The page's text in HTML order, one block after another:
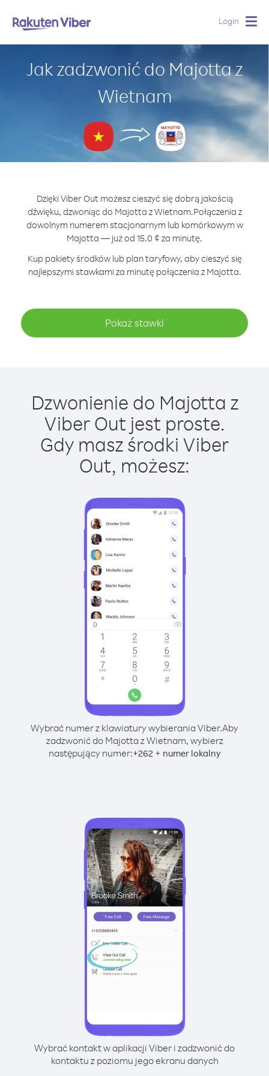
Login
Jak zadzwonić do Majotta z
Wietnam
Dzięki Viber Out możesz cieszyć się dobrą jakością
dźwięku, dzwoniąc do Majotta z Wietnam.Połączenia z
dowolnym numerem stacjonarnym lub komórkowym w
Majotta — już od 15.0 ¢ za minutę.
Kup pakiety środków lub plan taryfowy, aby cieszyć się
najlepszymi stawkami za minutę połączenia z Majotta.
Pokaż stawki
Dzwonienie do Majotta z
Viber Out jest proste.
Gdy masz środki Viber
Out, możesz:
Wybrać numer z klawiatury wybierania Viber.Aby
zadzwonić do Majotta z Wietnam, wybierz
następujący numer:+262+ numer lokalny
Wybrać kontakt w aplikacji Viber i zadzwonić do
kontaktu z poziomu jego ekranu danych